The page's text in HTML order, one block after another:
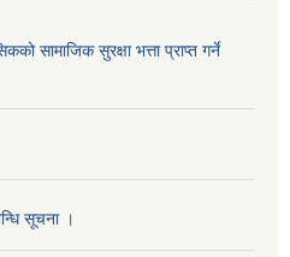
सामाजिक सुरक्षा भत्ता प्राप्त गर्ने
सूचना ।